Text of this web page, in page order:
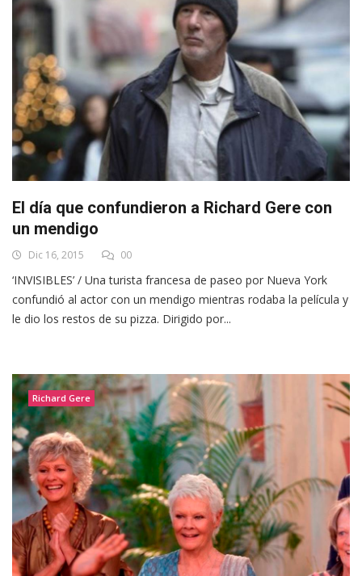
El día que confundieron a Richard Gere con
un mendigo
Dic 16, 2015 00
‘INVISIBLES’ / Una turista francesa de paseo por Nueva York
confundió al actor con un mendigo mientras rodaba la película y
le dio los restos de su pizza. Dirigido por...
Richard Gere